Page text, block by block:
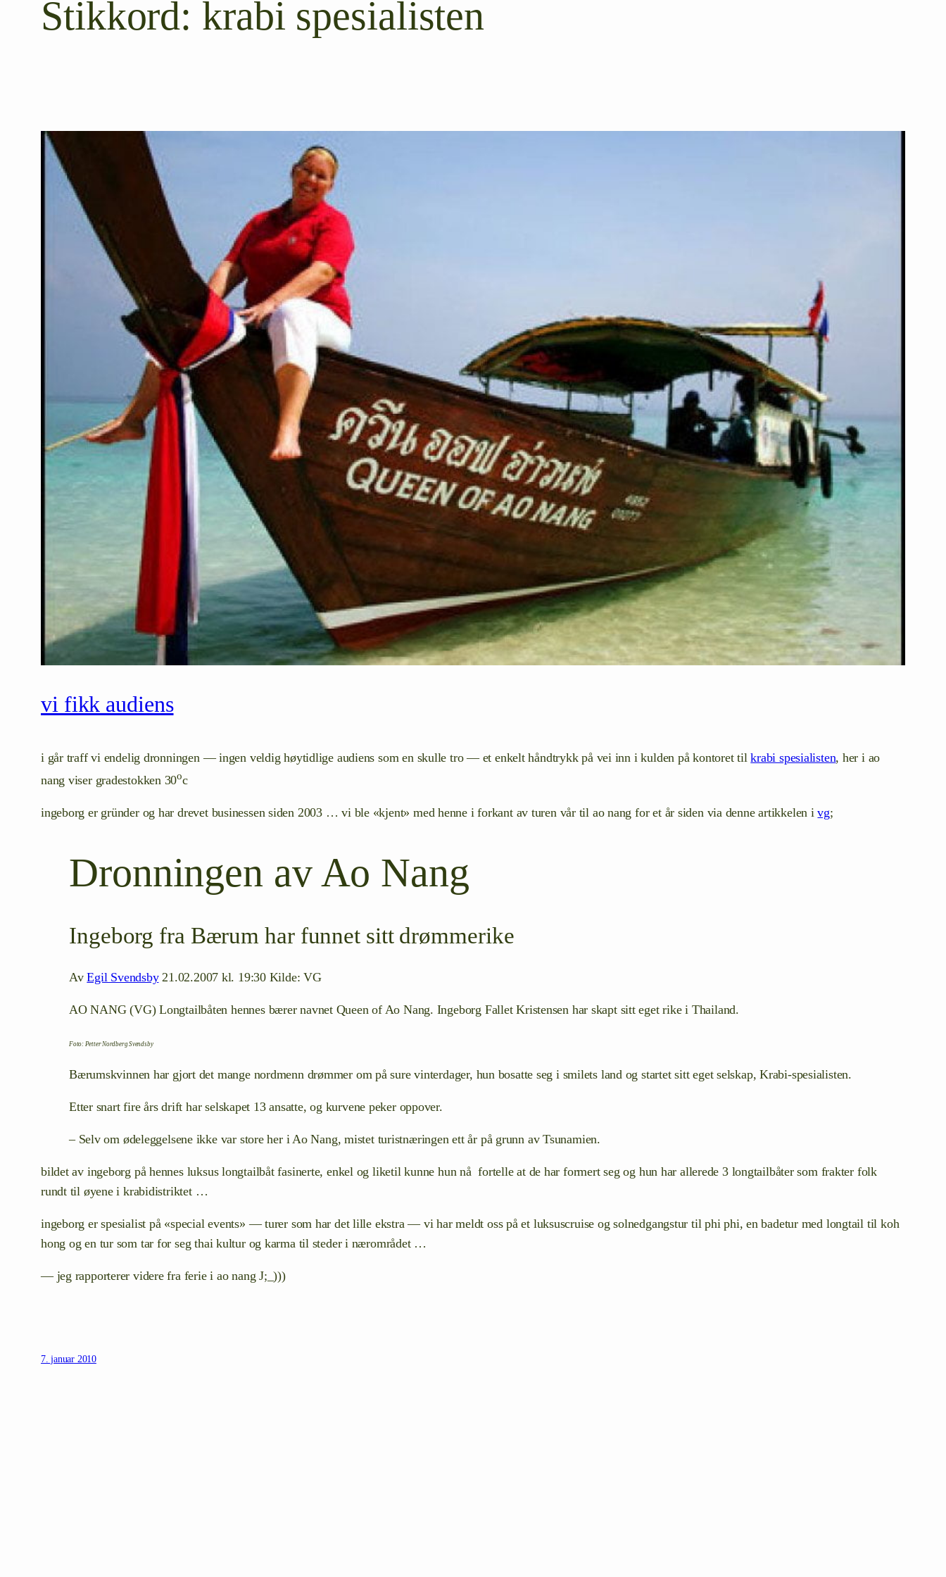
Stikkord: krabi spesialisten
vi fikk audiens
i går traff vi endelig dronningen — ingen veldig høytidlige audiens som en skulle tro — et enkelt håndtrykk på vei inn i kulden på kontoret tilkrabi spesialisten, her i ao
nang viser gradestokken 30oc
ingeborg er gründer og har drevet businessen siden 2003 … vi ble «kjent» med henne i forkant av turen vår til ao nang for et år siden via denne artikkelen ivg;
Dronningen av Ao Nang
Ingeborg fra Bærum har funnet sitt drømmerike
AvEgil Svendsby 21.02.2007 kl. 19:30 Kilde: VG
AO NANG (VG) Longtailbåten hennes bærer navnet Queen of Ao Nang. Ingeborg Fallet Kristensen har skapt sitt eget rike i Thailand.
Foto: Petter Nordberg Svendsby
Bærumskvinnen har gjort det mange nordmenn drømmer om på sure vinterdager, hun bosatte seg i smilets land og startet sitt eget selskap, Krabi-spesialisten.
Etter snart fire års drift har selskapet 13 ansatte, og kurvene peker oppover.
– Selv om ødeleggelsene ikke var store her i Ao Nang, mistet turistnæringen ett år på grunn av Tsunamien.
bildet av ingeborg på hennes luksus longtailbåt fasinerte, enkel og liketil kunne hun nå fortelle at de har formert seg og hun har allerede 3 longtailbåter som frakter folk
rundt til øyene i krabidistriktet …
ingeborg er spesialist på «special events» — turer som har det lille ekstra — vi har meldt oss på et luksuscruise og solnedgangstur til phi phi, en badetur med longtail til koh
hong og en tur som tar for seg thai kultur og karma til steder i nærområdet …
— jeg rapporterer videre fra ferie i ao nang J;_)))
7. januar 2010